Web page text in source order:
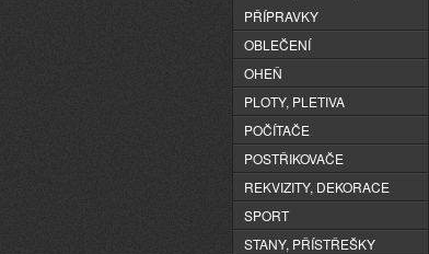
PŘÍPRAVKY
OBLEČENÍ
OHEŇ
PLOTY, PLETIVA
POČÍTAČE
POSTŘIKOVAČE
REKVIZITY, DEKORACE
SPORT
STANY, PŘÍSTŘEŠKY